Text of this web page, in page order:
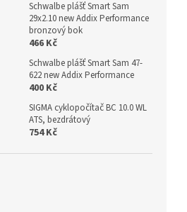
Schwalbe plášť Smart Sam
29x2.10 new Addix Performance
bronzový bok
466 Kč
Schwalbe plášť Smart Sam 47-
622 new Addix Performance
400 Kč
SIGMA cyklopočítač BC 10.0 WL
ATS, bezdrátový
754 Kč